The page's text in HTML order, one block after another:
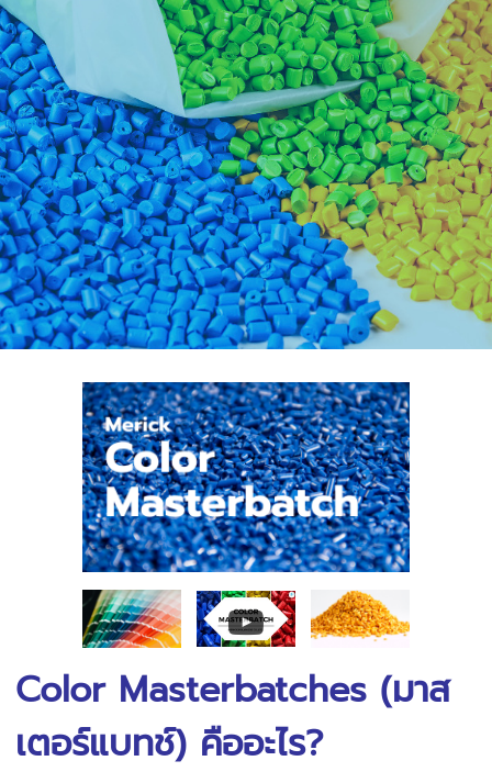
Color Masterbatches (มาส
เตอร์แบทช์) คืออะไร?